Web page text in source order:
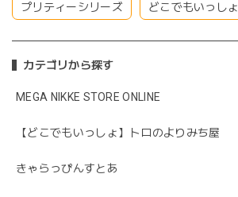
プリティーシリーズ どこでもいっしょ
カテゴリから探す
MEGA NIKKE STORE ONLINE
【どこでもいっしょ】トロのよりみち屋
きゃらっぴんすとあ